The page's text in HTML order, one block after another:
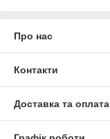
Про нас
Контакти
Доставка та оплата